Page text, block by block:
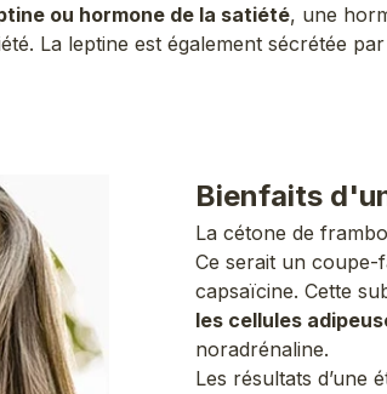
ou hormone de la satiété, une
La leptine est également sécrétée
Bienfaits
La cétone de
Ce serait un coupe-
capsaïcine. Cette
les cellules
noradrénaline.
Les résultats d’une